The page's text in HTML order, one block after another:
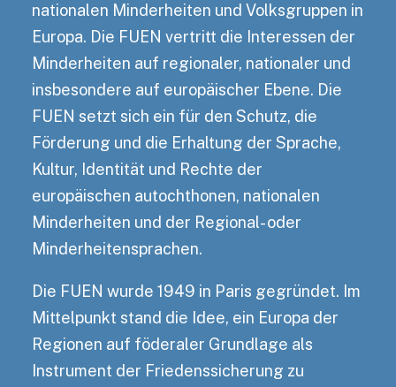
nationalen Minderheiten und Volksgruppen in
Europa. Die FUEN vertritt die Interessen der
Minderheiten auf regionaler, nationaler und
insbesondere auf europäischer Ebene. Die
FUEN setzt sich ein für den Schutz, die
Förderung und die Erhaltung der Sprache,
Kultur, Identität und Rechte der
europäischen autochthonen, nationalen
Minderheiten und der Regional- oder
Minderheitensprachen.
Die FUEN wurde 1949 in Paris gegründet. Im
Mittelpunkt stand die Idee, ein Europa der
Regionen auf föderaler Grundlage als
Instrument der Friedenssicherung zu